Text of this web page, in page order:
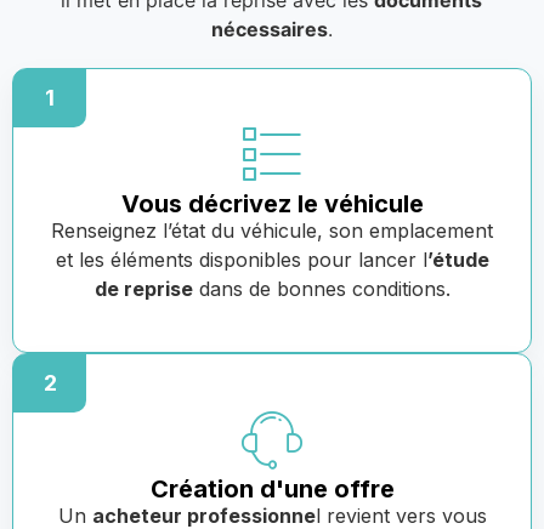
nécessaires.
1
Vous décrivez le véhicule
Renseignez l’état du véhicule, son emplacement
et les éléments disponibles pour lancer l’étude
de reprisedans de bonnes conditions.
2
Création d'une offre
Un acheteur professionnel revient vers vous